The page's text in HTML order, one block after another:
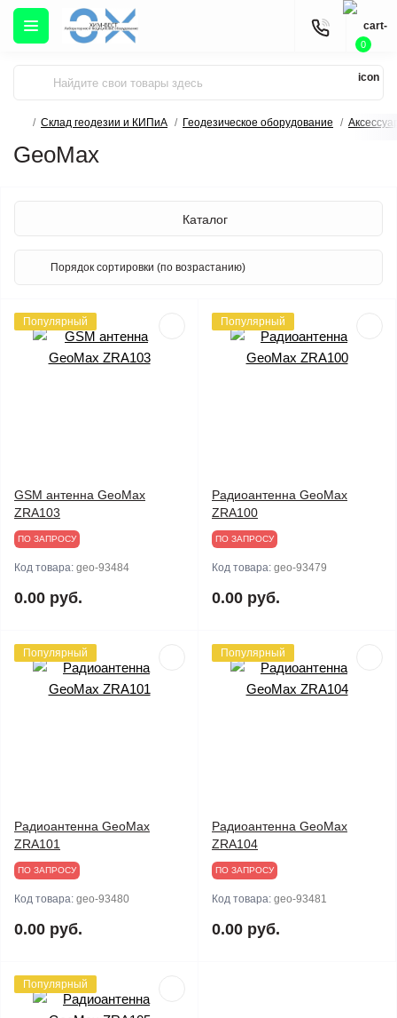
0
Склад геодезии и КИПиА Геодезическое оборудование
GeoMax
Каталог
Популярный
GSM антенна GeoMax
ZRA103
ПО ЗАПРОСУ
Код товара: geo-93484
0.00 руб.
Популярный
Радиоантенна GeoMax
ZRA100
ПО ЗАПРОСУ
Код товара: geo-93479
0.00 руб.
Популярный
Радиоантенна GeoMax
ZRA101
ПО ЗАПРОСУ
Код товара: geo-93480
0.00 руб.
Популярный
Радиоантенна GeoMax
ZRA104
ПО ЗАПРОСУ
Код товара: geo-93481
0.00 руб.
Популярный